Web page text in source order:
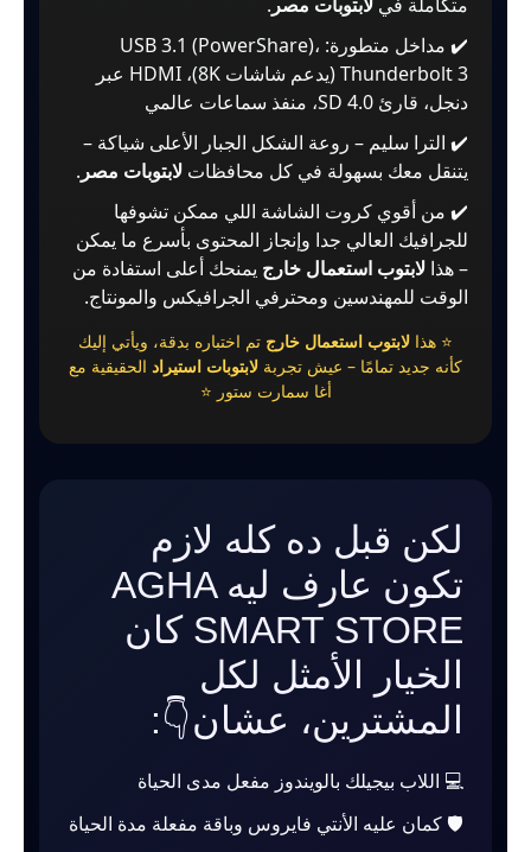
✔️ مداخل متطورة: USB 3.1 (PowerShare)،
Thunderbolt 3 (يدعم شاشات 8K)، HDMI عبر
دنجل، قارئ SD 4.0، منفذ سماعات عالمي
✔️ الترا سليم – روعة الشكل الجبار الأعلى شياكة –
يتنقل معك بسهولة في كل محافظاتلابتوبات مصر .
✔️ من أقوي كروت الشاشة اللي ممكن تشوفها
للجرافيك العالي جدا وإنجاز المحتوى بأسرع ما يمكن
– هذالابتوب استعمال خارج يمنحك أعلى استفادة من
الوقت للمهندسين ومحترفي الجرافيكس والمونتاج.
⭐ هذا لابتوب استعمال خارج تم اختباره بدقة، ويأتي إليك
كأنه جديد تمامًا – عيش تجربة لابتوبات استيراد الحقيقية مع
أغا سمارت ستور ⭐
لكن قبل ده كله لازم
تكون عارف ليه AGHA
SMART STORE كان
الخيار الأمثل لكل
المشترين، عشان👇:
💻 اللاب بيجيلك بالويندوز مفعل مدى الحياة
🛡️ كمان عليه الأنتي فايروس وباقة مفعلة مدة الحياة